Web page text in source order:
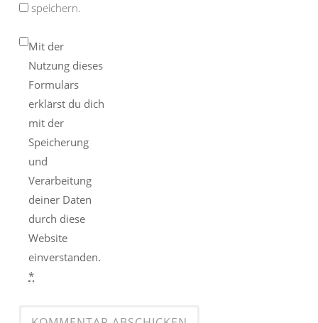
speichern.
Mit der
Nutzung dieses
Formulars
erklärst du dich
mit der
Speicherung
und
Verarbeitung
deiner Daten
durch diese
Website
einverstanden.
*